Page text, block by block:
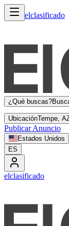
elclasificado
¿Qué buscas?
UbicaciónTempe,
Publicar Anuncio
Estados Unidos
ES
elclasificado